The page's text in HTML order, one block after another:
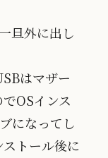
旦外に出し
はマザー
OSインス
になってし
トール後に